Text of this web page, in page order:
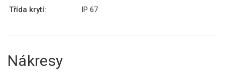
Třída krytí:
IP 67
Nákresy